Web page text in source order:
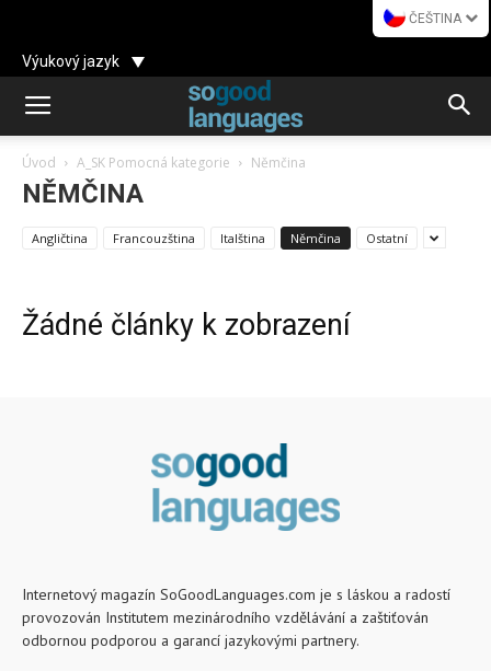
ČEŠTINA
Výukový jazyk
Úvod A_SK Pomocná kategorie Němčina
NĚMČINA
Angličtina Francouzština Italština Němčina Ostatní
Žádné články k zobrazení
Internetový magazín SoGoodLanguages.com je s láskou a radostí
provozován Institutem mezinárodního vzdělávání a zaštiťován
odbornou podporou a garancí jazykovými partnery.